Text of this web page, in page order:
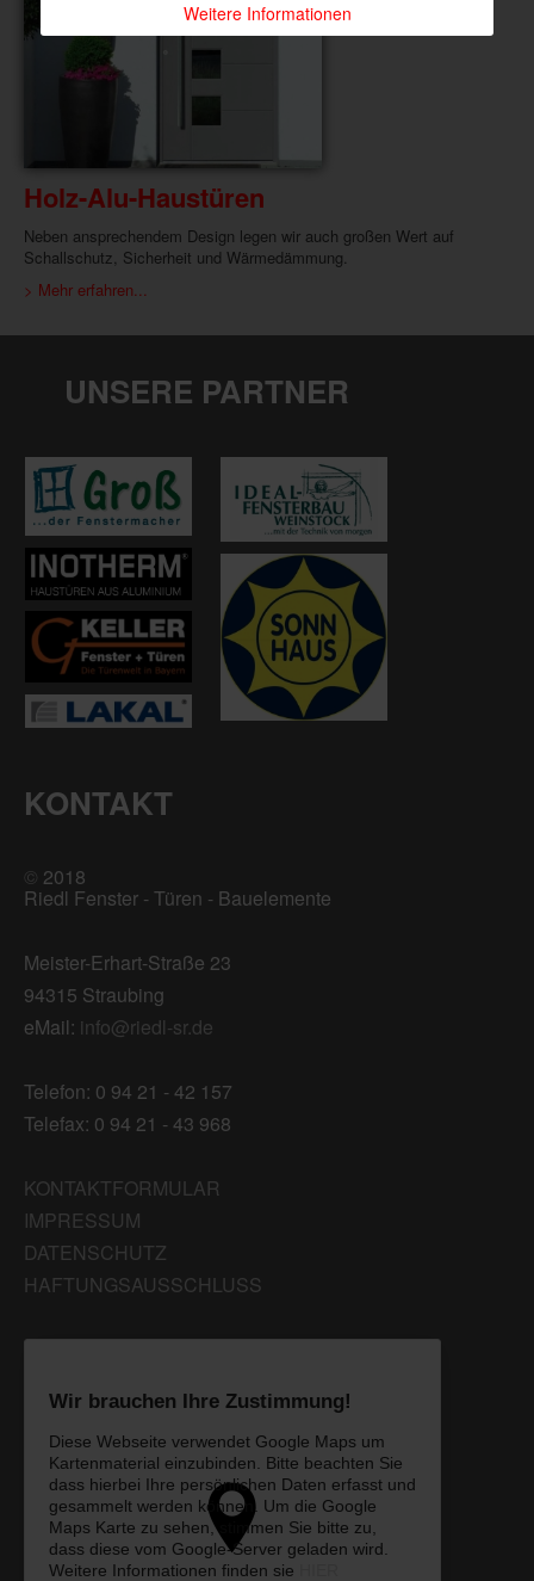
Holz-Alu-Haustüren
Neben ansprechendem Design legen wir auch großen Wert auf
Schallschutz, Sicherheit und Wärmedämmung.
> Mehr erfahren...
UNSERE PARTNER
KONTAKT
© 2018
Riedl Fenster - Türen - Bauelemente
Meister-Erhart-Straße 23
94315 Straubing
eMail: info@riedl-sr.de
Telefon: 0 94 21 - 42 157
Telefax: 0 94 21 - 43 968
KONTAKTFORMULAR
IMPRESSUM
DATENSCHUTZ
HAFTUNGSAUSSCHLUSS
Wir brauchen Ihre Zustimmung!
Diese Webseite verwendet Google Maps um
Kartenmaterial einzubinden. Bitte beachten Sie
dass hierbei Ihre persönlichen Daten erfasst und
gesammelt werden können. Um die Google
Maps Karte zu sehen, stimmen Sie bitte zu,
dass diese vom Google-Server geladen wird.
Weitere Informationen finden sie
Weitere Informationen